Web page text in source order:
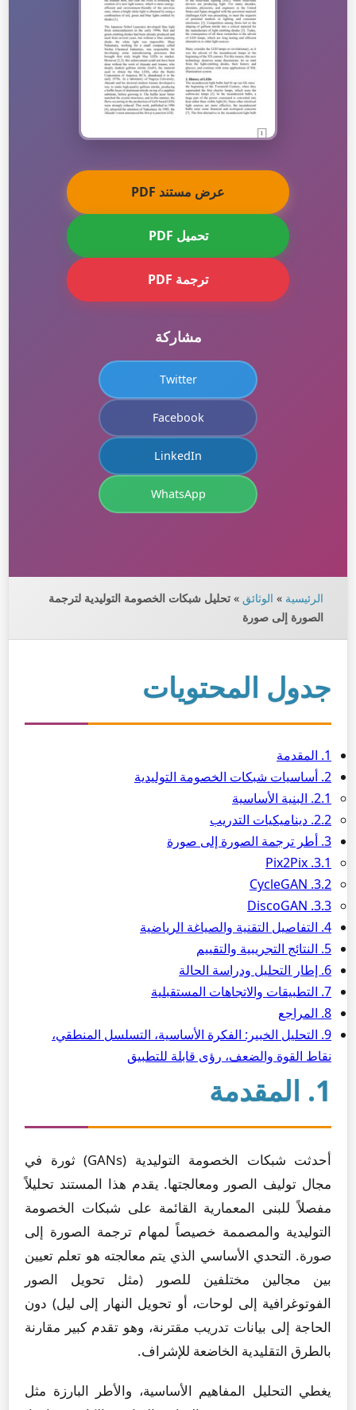
عرض مستند PDF
تحميل PDF
ترجمة PDF
مشاركة
Twitter
Facebook
LinkedIn
WhatsApp
الرئيسية » الوثائق » تحليل شبكات الخصومة التوليدية لترجمة
الصورة إلى صورة
جدول المحتويات
1. المقدمة
2. أساسيات شبكات الخصومة التوليدية
2.1. البنية الأساسية
2.2. ديناميكيات التدريب
3. أطر ترجمة الصورة إلى صورة
3.1. Pix2Pix
3.2. CycleGAN
3.3. DiscoGAN
4. التفاصيل التقنية والصياغة الرياضية
5. النتائج التجريبية والتقييم
6. إطار التحليل ودراسة الحالة
7. التطبيقات والاتجاهات المستقبلية
8. المراجع
9. التحليل الخبير: الفكرة الأساسية، التسلسل المنطقي،
نقاط القوة والضعف، رؤى قابلة للتطبيق
1. المقدمة
أحدثت شبكات الخصومة التوليدية (GANs) ثورة في
مجال توليف الصور ومعالجتها. يقدم هذا المستند تحليلاً
مفصلاً للبنى المعمارية القائمة على شبكات الخصومة
التوليدية والمصممة خصيصاً لمهام ترجمة الصورة إلى
صورة. التحدي الأساسي الذي يتم معالجته هو تعلم تعيين
بين مجالين مختلفين للصور (مثل تحويل الصور
الفوتوغرافية إلى لوحات، أو تحويل النهار إلى ليل) دون
الحاجة إلى بيانات تدريب مقترنة، وهو تقدم كبير مقارنة
بالطرق التقليدية الخاضعة للإشراف.
يغطي التحليل المفاهيم الأساسية، والأطر البارزة مثل